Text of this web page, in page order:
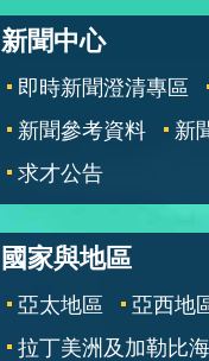
新聞中心
即時新聞澄清專區
新聞參考資料
新
求才公告
國家與地區
亞太地區 亞西地
拉丁美洲及加勒比